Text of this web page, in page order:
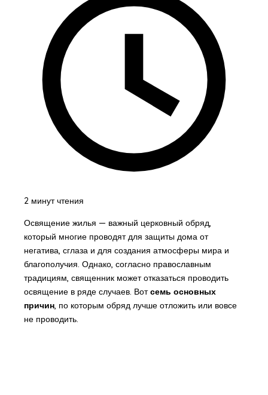
2 минут чтения
Освящение жилья — важный церковный обряд,
который многие проводят для защиты дома от
негатива, сглаза и для создания атмосферы мира и
благополучия. Однако, согласно православным
традициям, священник может отказаться проводить
освящение в ряде случаев. Вотсемь основных
причин, по которым обряд лучше отложить или вовсе
не проводить.